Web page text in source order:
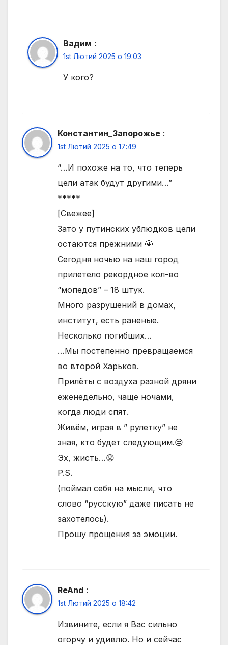
Вадим :
1st Лютий 2025 о 19:03
У кого?
Константин_Запорожье :
1st Лютий 2025 о 17:49
“…И похоже на то, что теперь
цели атак будут другими…”
*****
[Свежее]
Зато у путинских ублюдков цели
остаются прежними 🤬
Сегодня ночью на наш город
прилетело рекордное кол-во
“мопедов” – 18 штук.
Много разрушений в домах,
институт, есть раненые.
Несколько погибших…
…Мы постепенно превращаемся
во второй Харьков.
Прилёты с воздуха разной дряни
еженедельно, чаще ночами,
когда люди спят.
Живём, играя в ” рулетку” не
зная, кто будет следующим.😒
Эх, жисть…😟
P.S.
(поймал себя на мысли, что
слово “русскую” даже писать не
захотелось).
Прошу прощения за эмоции.
ReAnd :
1st Лютий 2025 о 18:42
Извините, если я Вас сильно
огорчу и удивлю. Но и сейчас